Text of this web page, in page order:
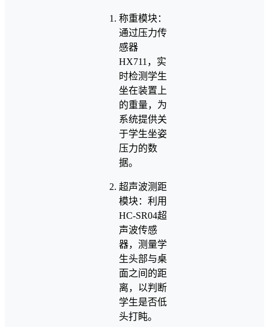
称重模块：
通过压力传
感器
HX711，实
时检测学生
坐在装置上
的重量，为
系统提供关
于学生坐姿
压力的数
据。
超声波测距
模块：利用
HC-SR04超
声波传感
器，测量学
生头部与桌
面之间的距
离，以判断
学生是否低
头打盹。